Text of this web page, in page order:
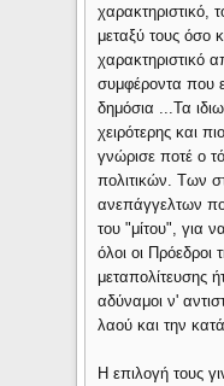
χαρακτηριστικό,
μεταξύ τους όσο
χαρακτηριστικό
συμφέροντα που
δημόσια ...Τα
χειρότερης και
γνώρισε ποτέ ο
πολιτικών. Των
ανεπάγγελτων
του "μίτου", για
όλοι οι Πρόεδροι
μεταπολίτευσης
αδύναμοι ν'
λαού και την
Η επιλογή τους